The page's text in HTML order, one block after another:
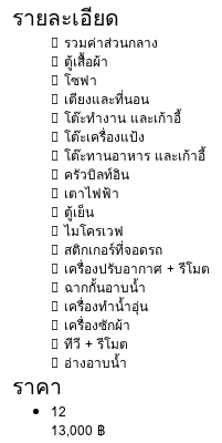
รายละเอียด
รวมค่าส่วนกลาง
ตู้เสื้อผ้า
โซฟา
เตียงและที่นอน
โต๊ะทำงาน และเก้าอี้
โต๊ะเครื่องแป้ง
โต๊ะทานอาหาร และเก้าอี้
ครัวบิลท์อิน
เตาไฟฟ้า
ตู้เย็น
ไมโครเวฟ
สติกเกอร์ที่จอดรถ
เครื่องปรับอากาศ + รีโมต
ฉากกั้นอาบน้ำ
เครื่องทำน้ำอุ่น
เครื่องซักผ้า
ทีวี + รีโมต
อ่างอาบน้ำ
ราคา
12
13,000 ฿